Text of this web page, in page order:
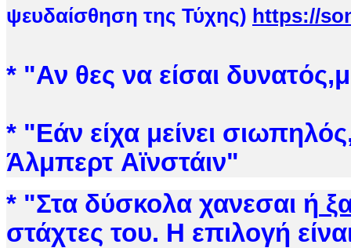
ψευδαίσθηση της Τύχης) https://
* "Αν θες να είσαι
* "Εάν είχα μείνει
Άλμπερτ Αϊνστάιν"
* "Στα δύσκολα χανεσαι ή
στάχτες του. Η επιλογή